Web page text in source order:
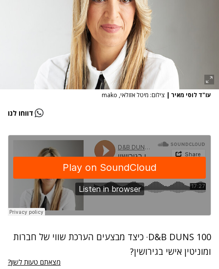
עו"ד לוסי מאיר | צילום: מיטל אזולאי, mako
דווחו לנו
D&B DUNS 100
· כיצד מבצעים הערכת שווי של חברות
ומוניטין אישי בגירושין?
מצאתם טעות לשון?